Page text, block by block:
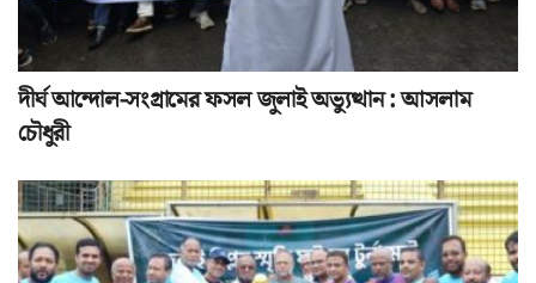
দীর্ঘ আন্দোল-সংগ্রামের ফসল জুলাই অভ্যুত্থান : আসলাম
চৌধুরী